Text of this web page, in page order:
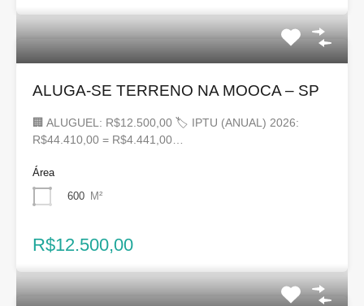
ALUGA-SE TERRENO NA MOOCA – SP
🏢 ALUGUEL: R$12.500,00 🏷 IPTU (ANUAL) 2026:
R$44.410,00 = R$4.441,00…
Área
600 M²
R$12.500,00